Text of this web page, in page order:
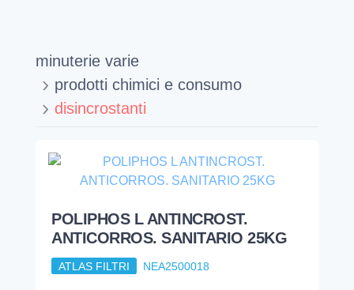
minuterie varie
prodotti chimici e consumo
disincrostanti
POLIPHOS L ANTINCROST.
ANTICORROS. SANITARIO 25KG
ATLAS FILTRI NEA2500018